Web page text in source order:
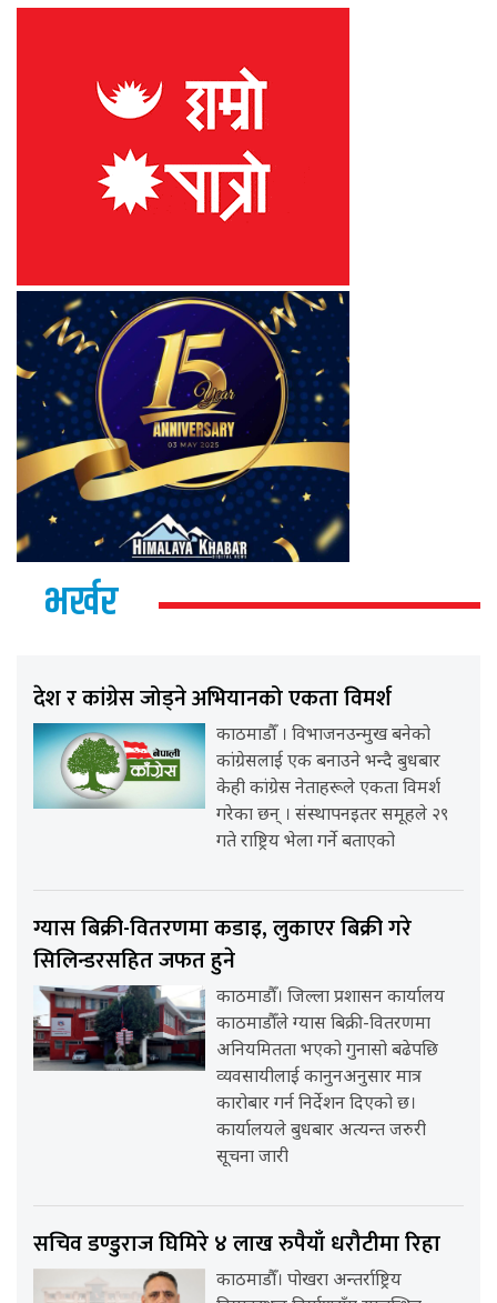
भर्खर
देश र कांग्रेस जोड्ने अभियानको एकता विमर्श
काठमाडौँ । विभाजनउन्मुख बनेको
कांग्रेसलाई एक बनाउने भन्दै बुधबार
केही कांग्रेस नेताहरूले एकता विमर्श
गरेका छन् । संस्थापनइतर समूहले २९
गते राष्ट्रिय भेला गर्ने बताएको
ग्यास बिक्री-वितरणमा कडाइ, लुकाएर बिक्री गरे
सिलिन्डरसहित जफत हुने
काठमाडौँ। जिल्ला प्रशासन कार्यालय
काठमाडौँले ग्यास बिक्री-वितरणमा
अनियमितता भएको गुनासो बढेपछि
व्यवसायीलाई कानुनअनुसार मात्र
कारोबार गर्न निर्देशन दिएको छ।
कार्यालयले बुधबार अत्यन्त जरुरी
सूचना जारी
सचिव डण्डुराज घिमिरे ४ लाख रुपैयाँ धरौटीमा रिहा
काठमाडौँ। पोखरा अन्तर्राष्ट्रिय